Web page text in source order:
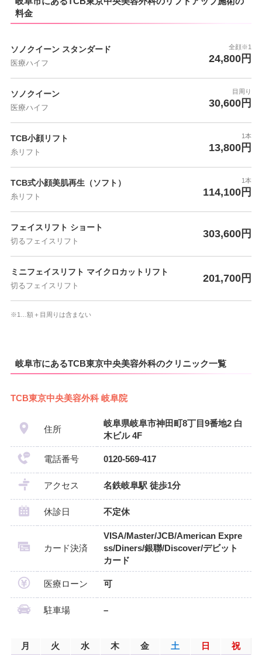
料金
ソノクイーン スタンダード
医療ハイフ
全顔※1
24,800円
ソノクイーン
医療ハイフ
目周り
30,600円
TCB小顔リフト
糸リフト
1本
13,800円
TCB式小顔美肌再生（ソフト）
糸リフト
1本
114,100円
フェイスリフト ショート
切るフェイスリフト
303,600円
ミニフェイスリフト マイクロカットリフト
切るフェイスリフト
201,700円
※1…額＋目周りは含まない
岐阜市にあるTCB東京中央美容外科のクリニック一覧
TCB東京中央美容外科 岐阜院
住所
岐阜県岐阜市神田町8丁目9番地2 白
木ビル 4F
電話番号 0120-569-417
アクセス 名鉄岐阜駅 徒歩1分
休診日 不定休
カード決済
VISA/Master/JCB/American Expre
ss/Diners/銀聯/Discover/デビット
カード
医療ローン 可
駐車場 –
月 火 水 木 金 土 日 祝